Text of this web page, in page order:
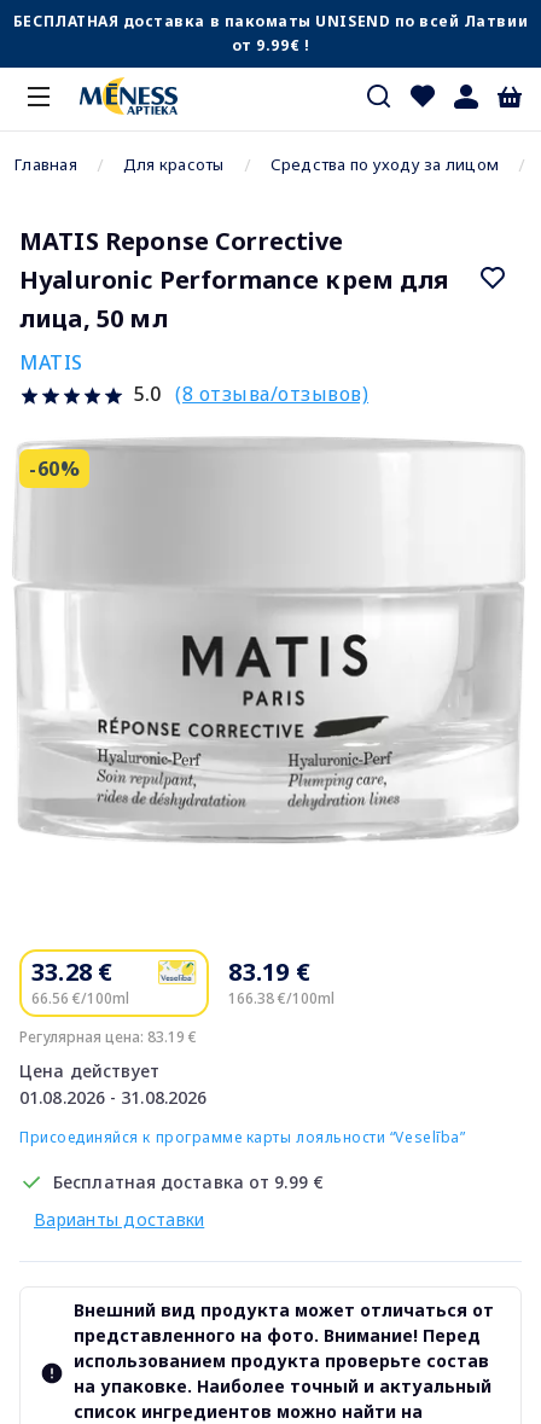
БЕСПЛАТНАЯ доставка в пакоматы UNISEND по всей Латвии
от 9.99€ !
Главная Для красоты Средства по уходу за лицом
MATIS Reponse Corrective
Hyaluronic Performance крем для
лица, 50 мл
MATIS
5.0 (8 отзыва/отзывов)
-60%
33.28 €
66.56 €/100ml
Регулярная цена: 83.19 €
Цена действует
01.08.2026 - 31.08.2026
83.19 €
166.38 €/100ml
Присоединяйся к программе карты лояльности “Veselība”
Бесплатная доставка от 9.99 €
Варианты доставки
Внешний вид продукта может отличаться от
представленного на фото. Внимание! Перед
использованием продукта проверьте состав
на упаковке. Наиболее точный и актуальный
список ингредиентов можно найти на